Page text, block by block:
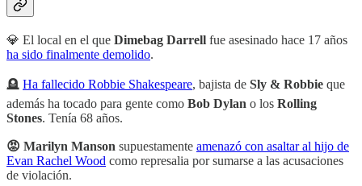
💎 El local en el que Dimebag Darrell fue asesinado hace 17 años
ha sido finalmente demolido.
🪦 Ha fallecido Robbie Shakespeare, bajista de Sly & Robbie que
además ha tocado para gente como Bob Dylan o los Rolling
Stones. Tenía 68 años.
😡 Marilyn Manson supuestamente amenazó con asaltar al hijo de
Evan Rachel Wood como represalia por sumarse a las acusaciones
de violación.